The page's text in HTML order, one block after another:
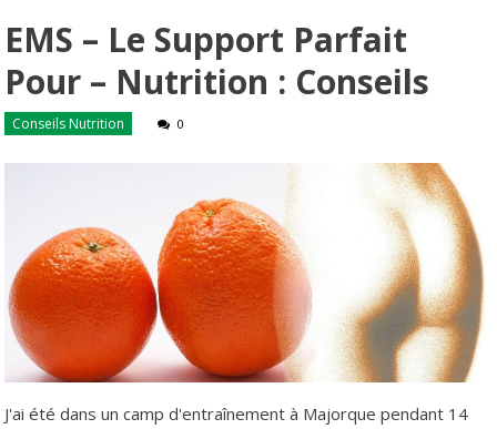
EMS – Le Support Parfait
Pour – Nutrition : Conseils
Conseils Nutrition 0
J'ai été dans un camp d'entraînement à Majorque pendant 14